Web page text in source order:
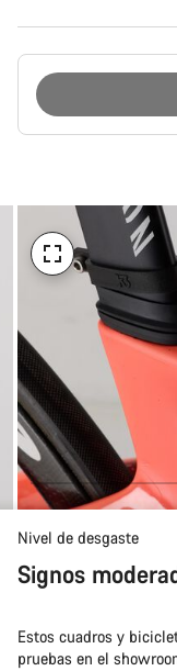
Nivel de desgaste
Signos
Estos cuadros y
pruebas en el